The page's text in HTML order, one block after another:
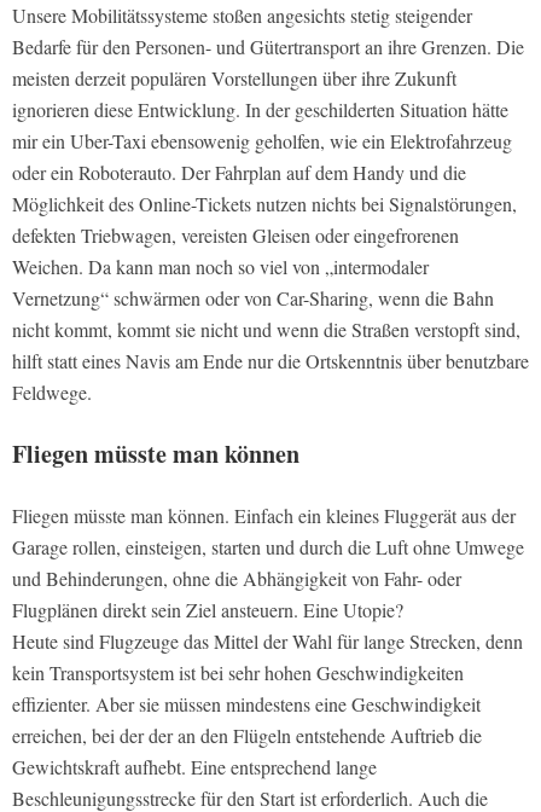
Unsere Mobilitätssysteme stoßen angesichts stetig steigender
Bedarfe für den Personen- und Gütertransport an ihre Grenzen. Die
meisten derzeit populären Vorstellungen über ihre Zukunft
ignorieren diese Entwicklung. In der geschilderten Situation hätte
mir ein Uber-Taxi ebensowenig geholfen, wie ein Elektrofahrzeug
oder ein Roboterauto. Der Fahrplan auf dem Handy und die
Möglichkeit des Online-Tickets nutzen nichts bei Signalstörungen,
defekten Triebwagen, vereisten Gleisen oder eingefrorenen
Weichen. Da kann man noch so viel von „intermodaler
Vernetzung“ schwärmen oder von Car-Sharing, wenn die Bahn
nicht kommt, kommt sie nicht und wenn die Straßen verstopft sind,
hilft statt eines Navis am Ende nur die Ortskenntnis über benutzbare
Feldwege.
Fliegen müsste man können
Fliegen müsste man können. Einfach ein kleines Fluggerät aus der
Garage rollen, einsteigen, starten und durch die Luft ohne Umwege
und Behinderungen, ohne die Abhängigkeit von Fahr- oder
Flugplänen direkt sein Ziel ansteuern. Eine Utopie?
Heute sind Flugzeuge das Mittel der Wahl für lange Strecken, denn
kein Transportsystem ist bei sehr hohen Geschwindigkeiten
effizienter. Aber sie müssen mindestens eine Geschwindigkeit
erreichen, bei der der an den Flügeln entstehende Auftrieb die
Gewichtskraft aufhebt. Eine entsprechend lange
Beschleunigungsstrecke für den Start ist erforderlich. Auch die